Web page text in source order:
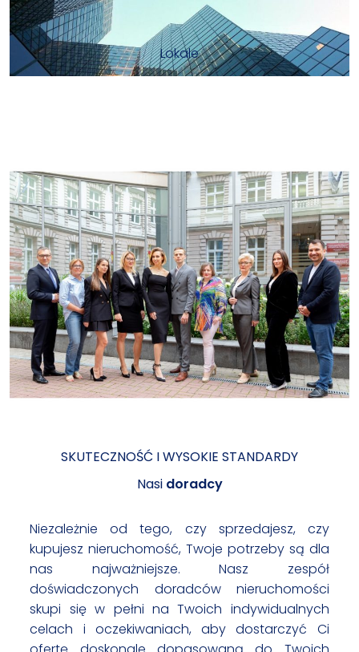
Lokale
SKUTECZNOŚĆ I WYSOKIE STANDARDY
Nasi doradcy
Niezależnie od tego, czy sprzedajesz, czy
kupujesz nieruchomość, Twoje potrzeby są dla
nas najważniejsze. Nasz zespół
doświadczonych doradców nieruchomości
skupi się w pełni na Twoich indywidualnych
celach i oczekiwaniach, aby dostarczyć Ci